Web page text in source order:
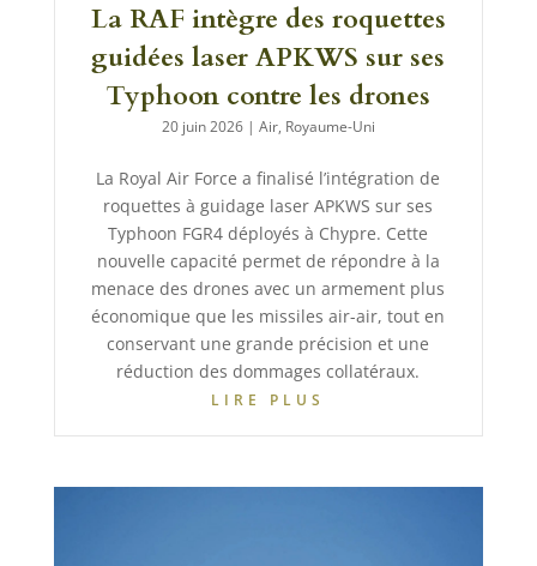
La RAF intègre des roquettes
guidées laser APKWS sur ses
Typhoon contre les drones
20 juin 2026| Air, Royaume-Uni
La Royal Air Force a finalisé l’intégration de
roquettes à guidage laser APKWS sur ses
Typhoon FGR4 déployés à Chypre. Cette
nouvelle capacité permet de répondre à la
menace des drones avec un armement plus
économique que les missiles air-air, tout en
conservant une grande précision et une
réduction des dommages collatéraux.
LIRE PLUS